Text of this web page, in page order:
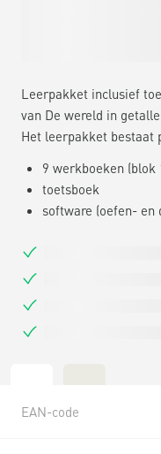
Leerpakket inclusief
van De wereld in
Het leerpakket bestaat
9 werkboeken (blok
toetsboek
software (oefen- en
EAN-code